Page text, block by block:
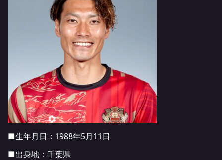
■生年月日：1988年5月11日
■出身地：千葉県